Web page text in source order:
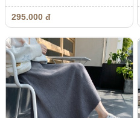
295.000 đ